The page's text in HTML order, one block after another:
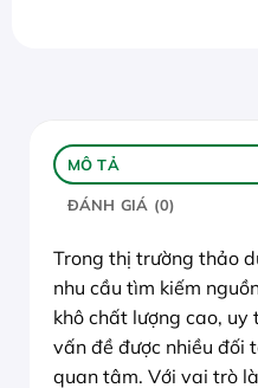
MÔ TẢ
ĐÁNH GIÁ (0)
Trong thị trường thảo
nhu cầu tìm kiếm
khô chất lượng cao,
vấn đề được nhiều đối
quan tâm. Với vai trò